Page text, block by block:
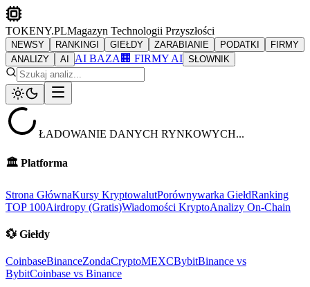
TOKENY.PLMagazyn Technologii Przyszłości
NEWSY RANKINGI GIEŁDY ZARABIANIE PODATKI
FIRMY
ANALIZY
AI AI BAZA 🏢 FIRMY AI SŁOWNIK
ŁADOWANIE DANYCH RYNKOWYCH...
🏛️ Platforma
Strona GłównaKursy KryptowalutPorównywarka GiełdRanking
TOP 100Airdropy (Gratis)Wiadomości KryptoAnalizy On-Chain
💱 Giełdy
CoinbaseBinanceZondaCryptoMEXCBybitBinance vs
BybitCoinbase vs Binance